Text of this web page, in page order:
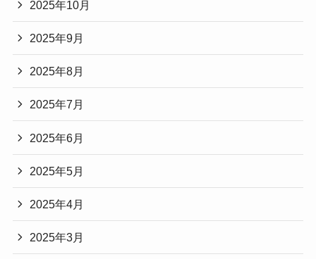
2025年10月
2025年9月
2025年8月
2025年7月
2025年6月
2025年5月
2025年4月
2025年3月